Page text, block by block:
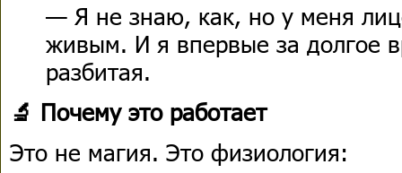
— Я не знаю, как, но у меня
живым. И я впервые за долгое
разбитая.
🔬 Почему это работает
Это не магия. Это физиология: